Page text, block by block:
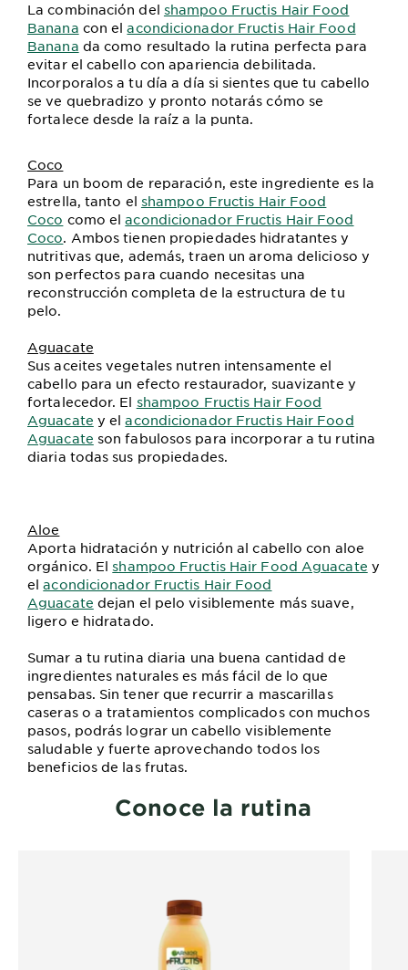
La combinación del shampoo Fructis Hair Food
Banana con elacondicionador Fructis Hair Food
Banana da como resultado la rutina perfecta para
evitar el cabello con apariencia debilitada.
Incorporalos a tu día a día si sientes que tu cabello
se ve quebradizo y pronto notarás cómo se
fortalece desde la raíz a la punta.
Coco
Para un boom de reparación, este ingrediente es la
estrella, tanto el shampoo Fructis Hair Food
Coco como elacondicionador Fructis Hair Food
Coco. Ambos tienen propiedades hidratantes y
nutritivas que, además, traen un aroma delicioso y
son perfectos para cuando necesitas una
reconstrucción completa de la estructura de tu
pelo.
Aguacate
Sus aceites vegetales nutren intensamente el
cabello para un efecto restaurador, suavizante y
fortalecedor. El shampoo Fructis Hair Food
Aguacate y elacondicionador Fructis Hair Food
Aguacate son fabulosos para incorporar a tu rutina
diaria todas sus propiedades.
Aloe
Aporta hidratación y nutrición al cabello con aloe
orgánico. Elshampoo Fructis Hair Food Aguacate y
elacondicionador Fructis Hair Food
Aguacate dejan el pelo visiblemente más suave,
ligero e hidratado.
Sumar a tu rutina diaria una buena cantidad de
ingredientes naturales es más fácil de lo que
pensabas. Sin tener que recurrir a mascarillas
caseras o a tratamientos complicados con muchos
pasos, podrás lograr un cabello visiblemente
saludable y fuerte aprovechando todos los
beneficios de las frutas.
Conoce la rutina